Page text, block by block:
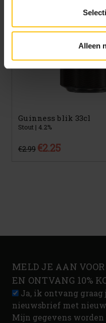
Alleen
Guinness blik 33cl
Stout | 4.2%
€2.99 €2.25
MELD JE AAN
EN ONTVANG 10%
Ja, ik ontvang
nieuwsbrief met
Mijn gegevens